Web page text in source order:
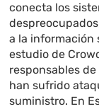
conecta los
a la información
estudio de
responsables
han sufrido
suministro. En